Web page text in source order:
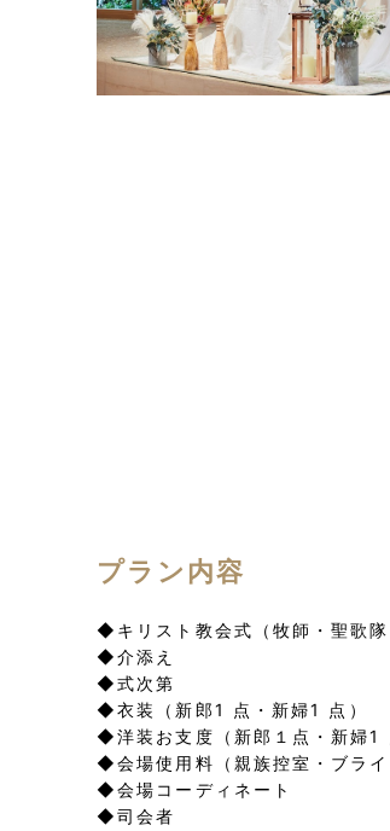
プラン内容
◆キリスト教会式（牧師・聖歌
◆介添え
◆式次第
◆衣装（新郎1 点・新婦1 点）
◆洋装お支度（新郎１点・新婦1
◆会場使用料（親族控室・ブライ
◆会場コーディネート
◆司会者